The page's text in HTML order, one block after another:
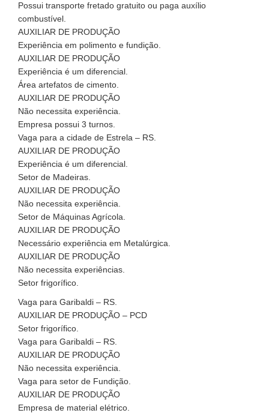
Possui transporte fretado gratuito ou paga auxílio
combustível.
AUXILIAR DE PRODUÇÃO
Experiência em polimento e fundição.
AUXILIAR DE PRODUÇÃO
Experiência é um diferencial.
Área artefatos de cimento.
AUXILIAR DE PRODUÇÃO
Não necessita experiência.
Empresa possui 3 turnos.
Vaga para a cidade de Estrela – RS.
AUXILIAR DE PRODUÇÃO
Experiência é um diferencial.
Setor de Madeiras.
AUXILIAR DE PRODUÇÃO
Não necessita experiência.
Setor de Máquinas Agrícola.
AUXILIAR DE PRODUÇÃO
Necessário experiência em Metalúrgica.
AUXILIAR DE PRODUÇÃO
Não necessita experiências.
Setor frigorífico.
Vaga para Garibaldi – RS.
AUXILIAR DE PRODUÇÃO – PCD
Setor frigorífico.
Vaga para Garibaldi – RS.
AUXILIAR DE PRODUÇÃO
Não necessita experiência.
Vaga para setor de Fundição.
AUXILIAR DE PRODUÇÃO
Empresa de material elétrico.